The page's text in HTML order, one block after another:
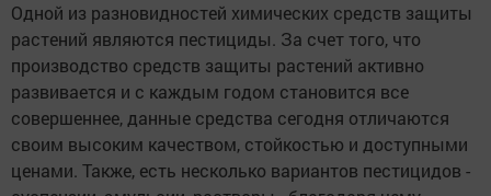
Одной из разновидностей химических средств защиты
растений являются пестициды. За счет того, что
производство средств защиты растений активно
развивается и с каждым годом становится все
совершеннее, данные средства сегодня отличаются
своим высоким качеством, стойкостью и доступными
ценами. Также, есть несколько вариантов пестицидов -